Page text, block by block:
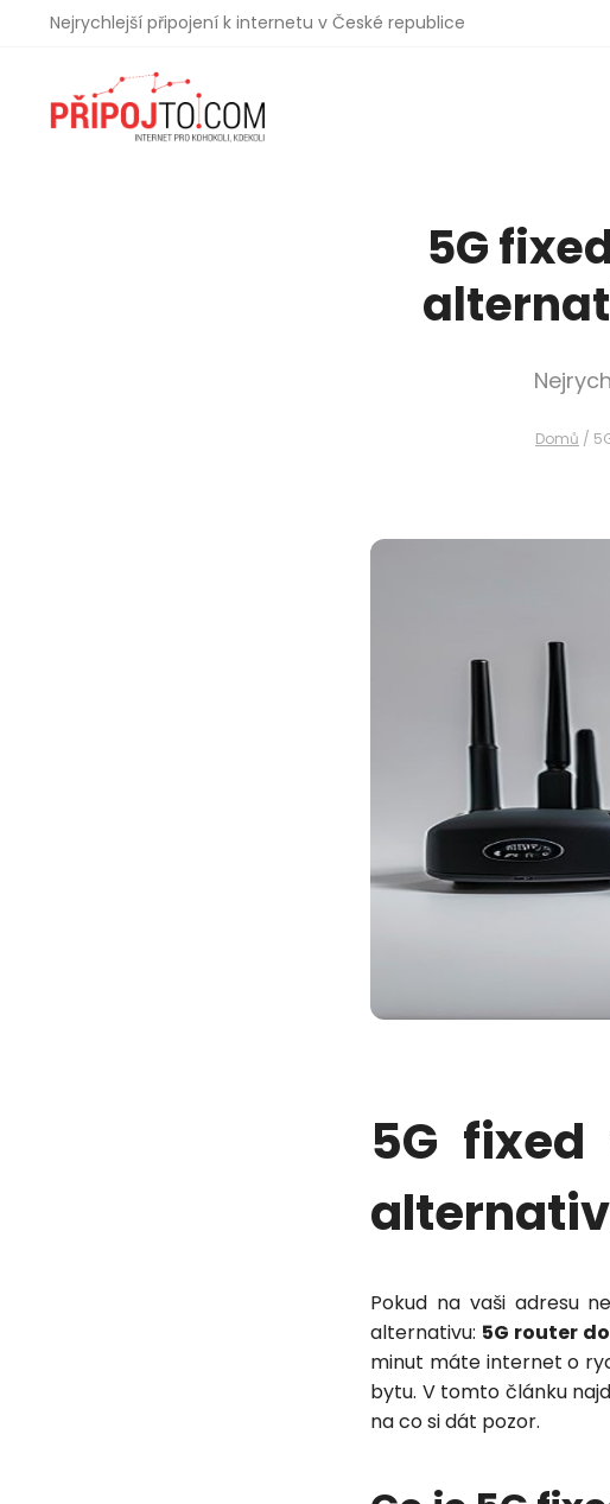
Nejrychlejší připojení k internetu v České republice
5G
Domů /
5G
Pokud na vaši adresu
alternativu: 5G router
minut máte internet o
bytu. V tomto článku
na co si dát pozor.